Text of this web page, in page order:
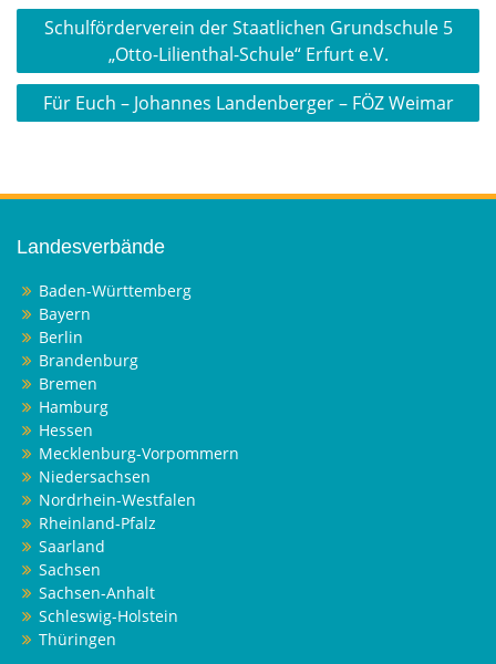
Beitragsnavigation
Schulförderverein der Staatlichen Grundschule 5
„Otto-Lilienthal-Schule“ Erfurt e.V.
Für Euch – Johannes Landenberger – FÖZ Weimar
Landesverbände
Baden-Württemberg
Bayern
Berlin
Brandenburg
Bremen
Hamburg
Hessen
Mecklenburg-Vorpommern
Niedersachsen
Nordrhein-Westfalen
Rheinland-Pfalz
Saarland
Sachsen
Sachsen-Anhalt
Schleswig-Holstein
Thüringen